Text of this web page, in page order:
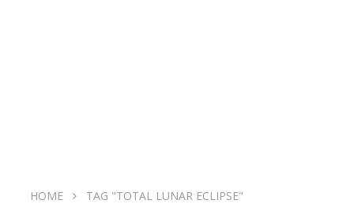
HOME TAG "TOTAL LUNAR ECLIPSE"